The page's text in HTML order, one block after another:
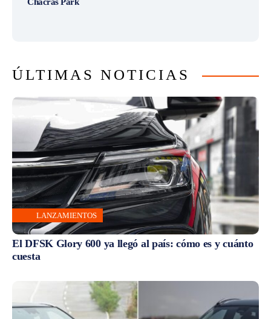
ÚLTIMAS NOTICIAS
LANZAMIENTOS
El DFSK Glory 600 ya llegó al país: cómo es y cuánto
cuesta